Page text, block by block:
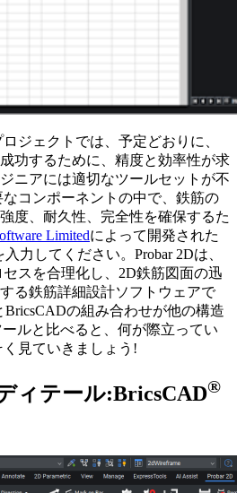
ジェクトでは、予定どおりに、
功するために、精度と効率性が求
ニアには適切なツールセットが不
コンポーネントの中で、鉄筋の
度、耐久性、完全性を確保するた
Limitedによって開発された
力してください。Probar 2Dは、
スを合理化し、2D鉄筋図面の迅
る鉄筋詳細設計ソフトウェアで
BricsCADの組み合わせが他の構造
ルと比べると、何が際立ってい
見ていきましょう!
ィテール:BricsCAD®